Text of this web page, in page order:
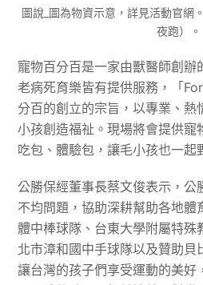
圖說_圖為物資示意，詳見活動官網
夜跑）。
寵物百分百是一家由獸醫師創辦
老病死育樂皆有提供服務，「
分百的創立的宗旨，以專業、熱
小孩創造福祉。現場將會提供寵
吃包、體驗包，讓毛小孩也一起
公勝保經董事長蔡文俊表示，公
不均問題，協助深耕幫助各地體
體中棒球隊、台東大學附屬特殊
北市漳和國中手球隊以及贊助貝
讓台灣的孩子們享受運動的美好